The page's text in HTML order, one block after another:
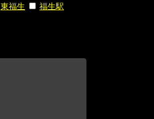
東福生
福生駅